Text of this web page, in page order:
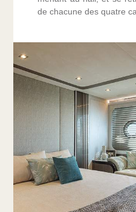
de chacune des quatre